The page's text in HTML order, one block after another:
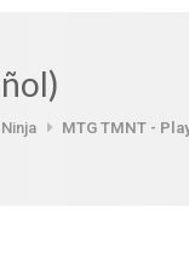
MTG TMNT -